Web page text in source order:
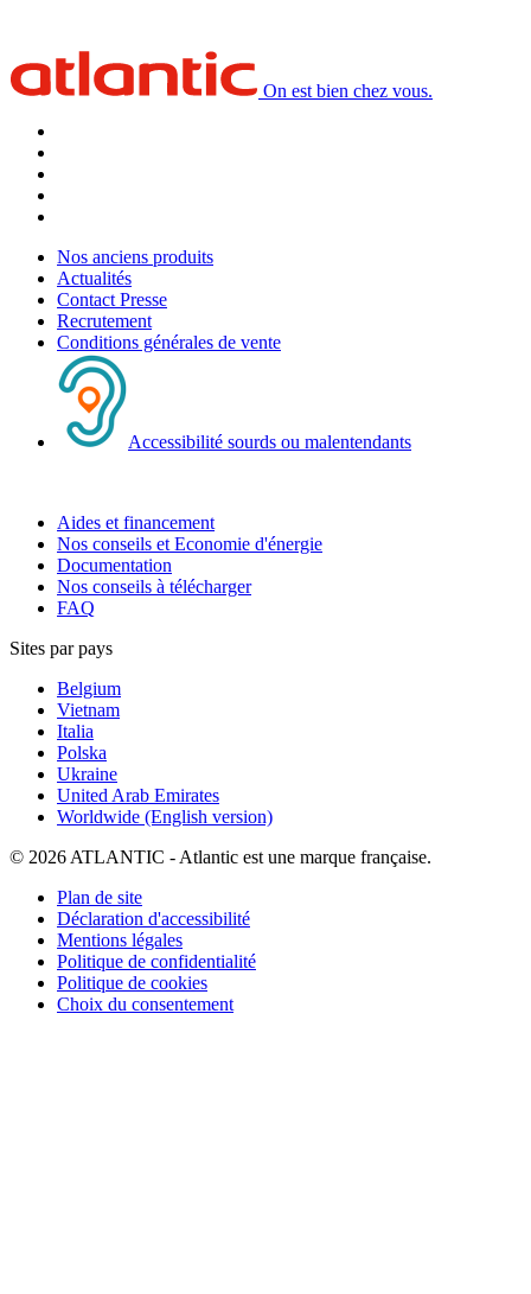
On est bien chez vous.
Nos anciens produits
Actualités
Contact Presse
Recrutement
Conditions générales de vente
Accessibilité sourds ou malentendants
Aides et financement
Nos conseils et Economie d'énergie
Documentation
Nos conseils à télécharger
FAQ
Sites par pays
Belgium
Vietnam
Italia
Polska
Ukraine
United Arab Emirates
Worldwide (English version)
© 2026 ATLANTIC - Atlantic est une marque française.
Plan de site
Déclaration d'accessibilité
Mentions légales
Politique de confidentialité
Politique de cookies
Choix du consentement